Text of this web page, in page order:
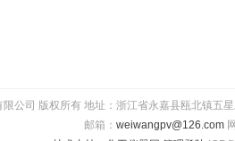
限公司 版权所有 地址：浙江省永嘉县瓯北镇
邮箱： weiwangpv@126.com